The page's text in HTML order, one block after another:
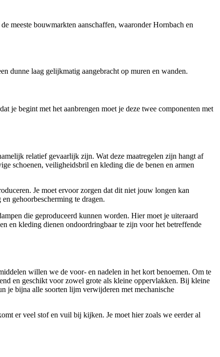
meeste bouwmarkten aanschaffen, waaronder Hornbach en
dunne laag gelijkmatig aangebracht op muren en wanden.
je begint met het aanbrengen moet je deze twee componenten met
relatief gevaarlijk zijn. Wat deze maatregelen zijn hangt af
schoenen, veiligheidsbril en kleding die de benen en armen
Je moet ervoor zorgen dat dit niet jouw longen kan
gehoorbescherming te dragen.
die geproduceerd kunnen worden. Hier moet je uiteraard
en kleding dienen ondoordringbaar te zijn voor het betreffende
willen we de voor- en nadelen in het kort benoemen. Om te
en geschikt voor zowel grote als kleine oppervlakken. Bij kleine
je bijna alle soorten lijm verwijderen met mechanische
er veel stof en vuil bij kijken. Je moet hier zoals we eerder al